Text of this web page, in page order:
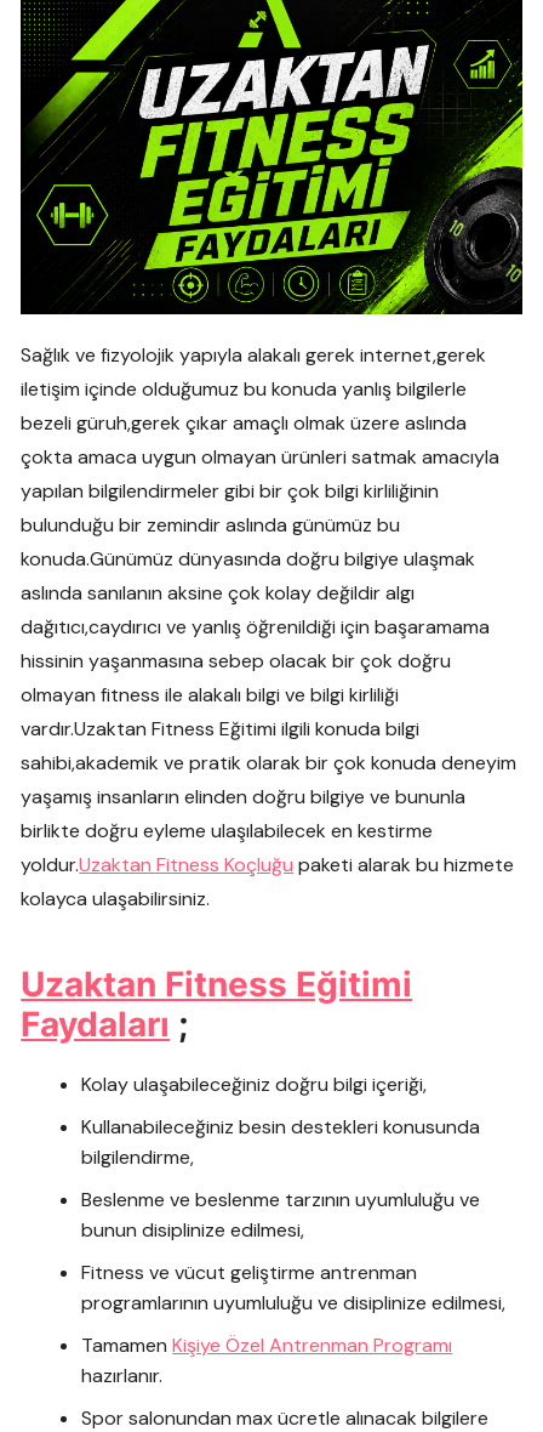
Sağlık ve fizyolojik yapıyla alakalı gerek internet,gerek
iletişim içinde olduğumuz bu konuda yanlış bilgilerle
bezeli güruh,gerek çıkar amaçlı olmak üzere aslında
çokta amaca uygun olmayan ürünleri satmak amacıyla
yapılan bilgilendirmeler gibi bir çok bilgi kirliliğinin
bulunduğu bir zemindir aslında günümüz bu
konuda.Günümüz dünyasında doğru bilgiye ulaşmak
aslında sanılanın aksine çok kolay değildir algı
dağıtıcı,caydırıcı ve yanlış öğrenildiği için başaramama
hissinin yaşanmasına sebep olacak bir çok doğru
olmayan fitness ile alakalı bilgi ve bilgi kirliliği
vardır.Uzaktan Fitness Eğitimi ilgili konuda bilgi
sahibi,akademik ve pratik olarak bir çok konuda deneyim
yaşamış insanların elinden doğru bilgiye ve bununla
birlikte doğru eyleme ulaşılabilecek en kestirme
yoldur.Uzaktan Fitness Koçluğu paketi alarak bu hizmete
kolayca ulaşabilirsiniz.
Uzaktan Fitness Eğitimi
Faydaları ;
Kolay ulaşabileceğiniz doğru bilgi içeriği,
Kullanabileceğiniz besin destekleri konusunda
bilgilendirme,
Beslenme ve beslenme tarzının uyumluluğu ve
bunun disiplinize edilmesi,
Fitness ve vücut geliştirme antrenman
programlarının uyumluluğu ve disiplinize edilmesi,
TamamenKişiye Özel Antrenman Programı
hazırlanır.
Spor salonundan max ücretle alınacak bilgilere